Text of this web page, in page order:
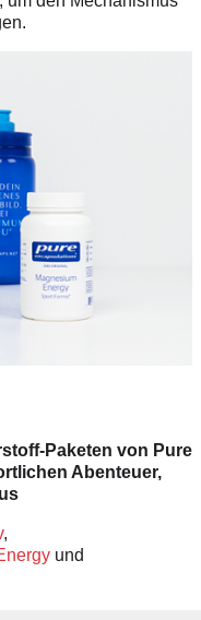
Paketen von Pure
Abenteuer,
,
und